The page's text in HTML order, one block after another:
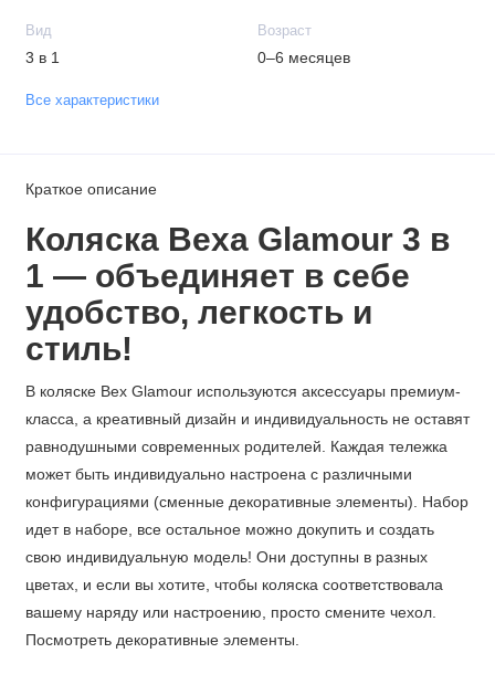
Вид
3 в 1
Возраст
0–6 месяцев
Все характеристики
Краткое описание
Коляска Bexa Glamour 3 в
1 — объединяет в себе
удобство, легкость и
стиль!
В коляске Bex Glamour используются аксессуары премиум-
класса, а креативный дизайн и индивидуальность не оставят
равнодушными современных родителей. Каждая тележка
может быть индивидуально настроена с различными
конфигурациями (сменные декоративные элементы). Набор
идет в наборе, все остальное можно докупить и создать
свою индивидуальную модель! Они доступны в разных
цветах, и если вы хотите, чтобы коляска соответствовала
вашему наряду или настроению, просто смените чехол.
Посмотреть декоративные элементы.